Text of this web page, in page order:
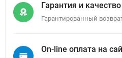
Гарантия и качество
Гарантированный
On-line оплата на